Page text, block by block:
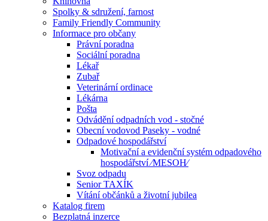
Spolky & sdružení, farnost
Family Friendly Community
Informace pro občany
Právní poradna
Sociální poradna
Lékař
Zubař
Veterinární ordinace
Lékárna
Pošta
Odvádění odpadních vod - stočné
Obecní vodovod Paseky - vodné
Odpadové hospodářství
Motivační a evidenční systém odpadového
hospodářství ⁄MESOH⁄
Svoz odpadu
Senior TAXÍK
Vítání občánků a životní jubilea
Katalog firem
Bezplatná inzerce